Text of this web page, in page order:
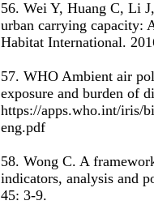
56. Wei Y, Huang C, Li
urban carrying capacity:
Habitat International.
57. WHO Ambient air
exposure and burden of
https://apps.who.int/iris/
eng.pdf
58. Wong C. A
indicators, analysis and
45: 3-9.